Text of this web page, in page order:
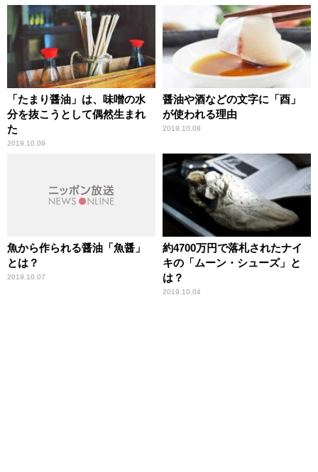
「たまり醤油」は、味噌の水
分を抜こうとして偶然生まれ
た
2019.10.09
醤油や酒などの文字に「酉」
が使われる理由
2019.10.08
魚から作られる醤油「魚醤」
とは？
2019.10.07
約4700万円で落札されたナイ
キの「ムーン・シューズ」と
は？
2019.10.04